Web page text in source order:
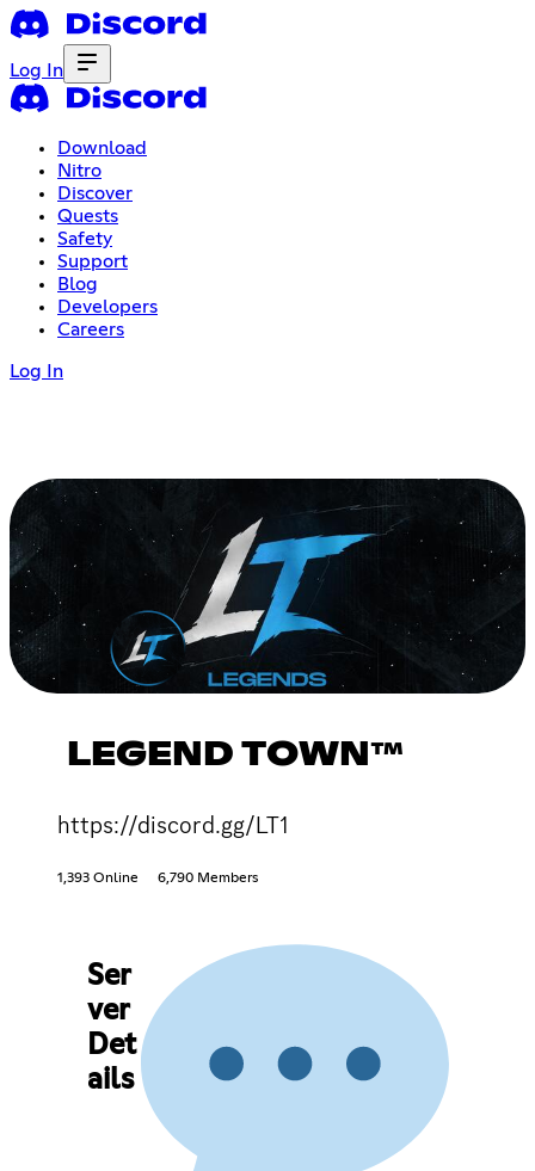
Log In
Download
Nitro
Discover
Quests
Safety
Support
Blog
Developers
Careers
Log In
LEGEND TOWN™
https://discord.gg/LT1
1,393 Online 6,790 Members
Ser
ver
Det
ails